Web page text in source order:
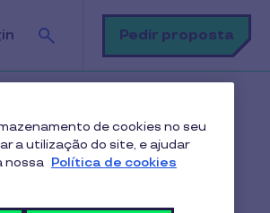
Pesquisa
Pedir proposta
de cookies no seu
a utilização do site, e ajudar
nossa Política de cookies